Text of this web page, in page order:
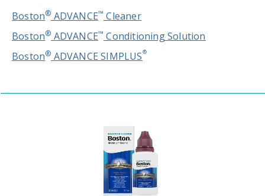
Boston® ADVANCE™ Cleaner
Boston® ADVANCE™ Conditioning Solution
Boston® ADVANCE SIMPLUS®